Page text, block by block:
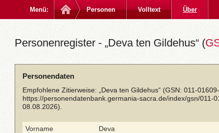
Menü: Personen Volltext Über
Personenregister - „Deva ten Gildehus“ (
Personendaten
Empfohlene Zitierweise: „Deva ten Gildehus“ (GSN: 011-
https://personendatenbank.germania-sacra.de/index/gsn/011-
08.08.2026).
Vorname
Deva